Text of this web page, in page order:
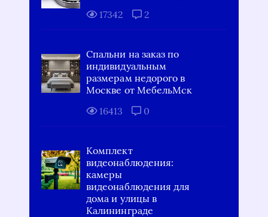
17342
2
Спальни на заказ по
индивидуальным
размерам недорого в
Москве от МебельМск
16413
0
Комплект
видеонаблюдения:
камеры
видеонаблюдения для
дома и улицы в
Калининграде